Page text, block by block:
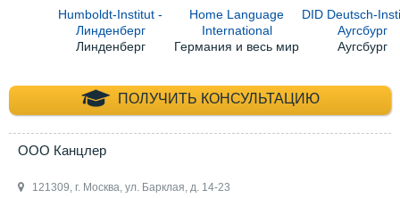
Humboldt-Institut -
Линденберг
Линденберг
Home Language
International
Германия и весь мир
DID Deutsch-
Аугсбург
Аугсбург
ПОЛУЧИТЬ КОНСУЛЬТАЦИЮ
+7 (495) 660-35-
ООО Канцлер
121309, г. Москва, ул. Барклая, д. 14-23